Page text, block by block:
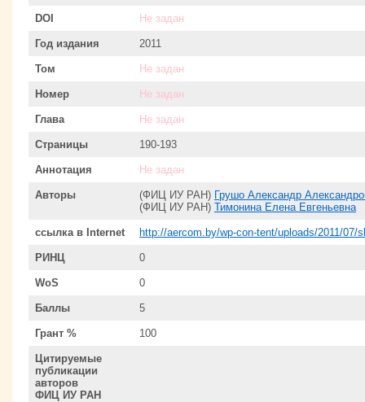
DOI Не задан
Год издания 2011
Том Не задан
Номер Не задан
Глава Не задан
Страницы 190-193
Аннотация Не задан
Авторы (ФИЦ ИУ РАН) Грушо Александр
(ФИЦ ИУ РАН) Тимонина Елена Евгеньевна
ссылка в Internet http://aercom.by/wp-con-tent/uploads/2011/07/
РИНЦ 0
WoS 0
Баллы 5
Грант % 100
Цитируемые
публикации
авторов
ФИЦ ИУ РАН